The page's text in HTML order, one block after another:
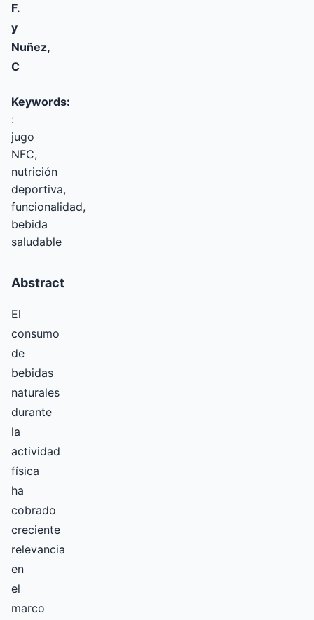
F.
y
Nuñez,
C
Keywords:
:
jugo
NFC,
nutrición
deportiva,
funcionalidad,
bebida
saludable
Abstract
El
consumo
de
bebidas
naturales
durante
la
actividad
física
ha
cobrado
creciente
relevancia
en
el
marco